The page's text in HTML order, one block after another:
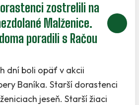
zostrelili na
Malženice.
poradili s Račou
dní boli opäť v akcii
Baníka. Starší dorastenci
jeseň. Starší žiaci